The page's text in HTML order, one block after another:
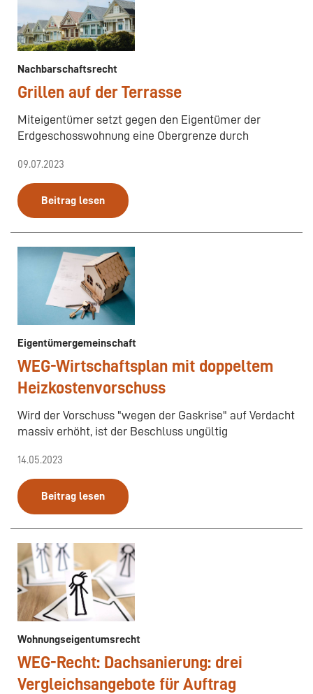
Nachbarschaftsrecht
Grillen auf der Terrasse
Miteigentümer setzt gegen den Eigentümer der
Erdgeschosswohnung eine Obergrenze durch
09.07.2023
Beitrag lesen
Eigentümergemeinschaft
WEG-Wirtschaftsplan mit doppeltem
Heizkostenvorschuss
Wird der Vorschuss "wegen der Gaskrise" auf Verdacht
massiv erhöht, ist der Beschluss ungültig
14.05.2023
Beitrag lesen
Wohnungseigentumsrecht
WEG-Recht: Dachsanierung: drei
Vergleichsangebote für Auftrag